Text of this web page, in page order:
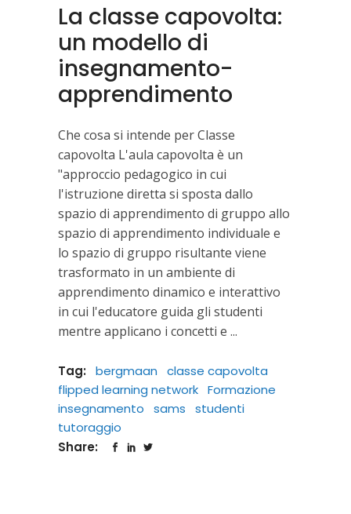
La classe capovolta:
un modello di
insegnamento-
apprendimento
Che cosa si intende per Classe
capovolta L'aula capovolta è un
"approccio pedagogico in cui
l'istruzione diretta si sposta dallo
spazio di apprendimento di gruppo allo
spazio di apprendimento individuale e
lo spazio di gruppo risultante viene
trasformato in un ambiente di
apprendimento dinamico e interattivo
in cui l'educatore guida gli studenti
mentre applicano i concetti e
Tag: bergmaan
classe capovolta
flipped learning network Formazione
insegnamento
sams
studenti
tutoraggio
Share: